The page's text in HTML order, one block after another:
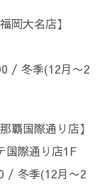
岡大名店】
/ 冬季(12月〜2
覇国際通り店】
国際通り店1F
/ 冬季(12月〜2